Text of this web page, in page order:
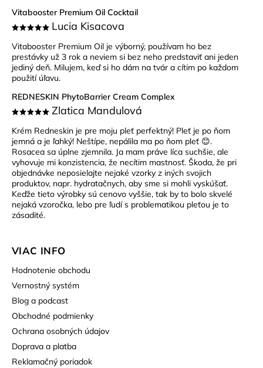
Vitabooster Premium Oil Cocktail
Lucia Kisacova
Vitabooster Premium Oil je výborný, používam ho bez
prestávky už 3 rok a neviem si bez neho predstaviť ani jeden
jediný deň. Milujem, keď si ho dám na tvár a cítim po každom
použití úľavu.
REDNESKIN PhytoBarrier Cream Complex
Zlatica Mandulová
Krém Redneskin je pre moju pleť perfektný! Pleť je po ňom
jemná a je ľahký! Neštípe, nepálila ma po ňom pleť 😊.
Rosacea sa úplne zjemnila. Ja mam práve líca suchšie, ale
vyhovuje mi konzistencia, že necítim mastnosť. Škoda, že pri
objednávke neposielajte nejaké vzorky z iných svojich
produktov, napr. hydratačnych, aby sme si mohli vyskúšať.
Keďže tieto výrobky sú cenovo vyššie, tak by to bolo skvelé
nejaká vzoročka, lebo pre ľudí s problematikou pleťou je to
zásadité.
VIAC INFO
Hodnotenie obchodu
Vernostný systém
Blog a podcast
Obchodné podmienky
Ochrana osobných údajov
Doprava a platba
Reklamačný poriadok